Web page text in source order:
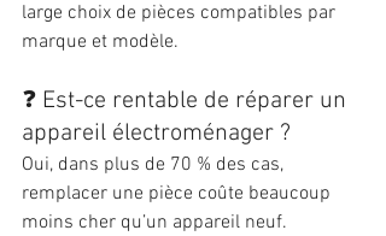
large choix de pièces compatibles par
marque et modèle.
❓ Est-ce rentable de réparer un
appareil électroménager ?
Oui, dans plus de 70 % des cas,
remplacer une pièce coûte beaucoup
moins cher qu’un appareil neuf.